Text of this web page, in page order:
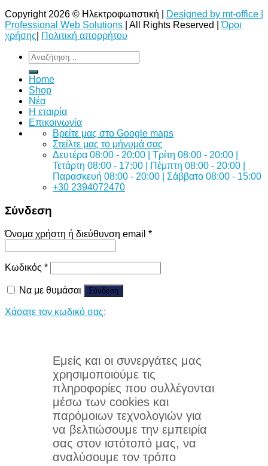
Copyright 2026 © Ηλεκτροφωτιστική |
Designed by mt-office |
Professional Web Solutions | All Rights Reserved |Όροι
χρήσης
Πολιτική απορρήτου
Αναζήτηση
για:
Home
Shop
Νέα
Η εταιρία
Επικοινωνία
Bρείτε μας στο Google maps
Στείλτε μας το μήνυμά σας
Δευτέρα 08:00 - 20:00 | Τρίτη 08:00 - 20:00 |
Τετάρτη 08:00 - 17:00 | Πέμπτη 08:00 - 20:00 |
Παρασκευή 08:00 - 20:00 | Σάββατο 08:00 - 15:00
+30 2394072470
Σύνδεση
Όνομα χρήστη ή διεύθυνση email *
Κωδικός *
Να με θυμάσαι Σύνδεση
Χάσατε τον κωδικό σας;
Εμείς και οι συνεργάτες μας
χρησιμοποιούμε τις
πληροφορίες που συλλέγονται
μέσω των cookies και
παρόμοιων τεχνολογιών για
να βελτιώσουμε την εμπειρία
σας στον ιστότοπό μας, να
αναλύσουμε τον τρόπο